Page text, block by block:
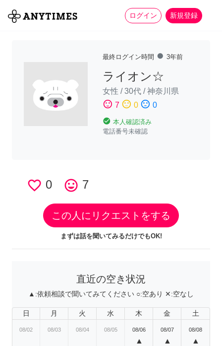
ログイン 新規登録
全て 家事 more_horiz
最終ログイン時間 fiber_manual_record 3年前
ライオン☆
女性 /30代 /神奈川県
sentiment_satisfied 7 sentiment_neutral 0 sentiment_dissatisfied 0
check_circle 本人確認済み
電話番号未確認
favorite_border 0 tag_faces 7
この人にリクエストをする
まずは話を聞いてみるだけでもOK!
直近の空き状況
▲:依頼相談で聞いてみてください ○:空あり ✕:空なし
日 月 火 水 木 金 土
08/02 08/03 08/04 08/05 08/06
▲
08/07
▲
08/08
▲